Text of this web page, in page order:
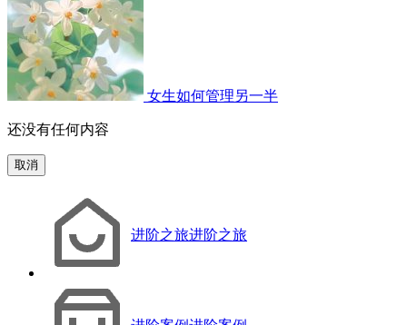
女生如何管理另一半
还没有任何内容
取消
进阶之旅进阶之旅